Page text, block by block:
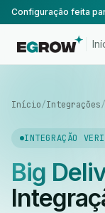
Início/Integrações/
INTEGRAÇÃO
Big